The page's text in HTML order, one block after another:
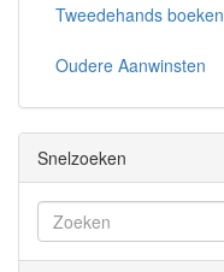
Tweedehands boeken
Oudere Aanwinsten
Snelzoeken